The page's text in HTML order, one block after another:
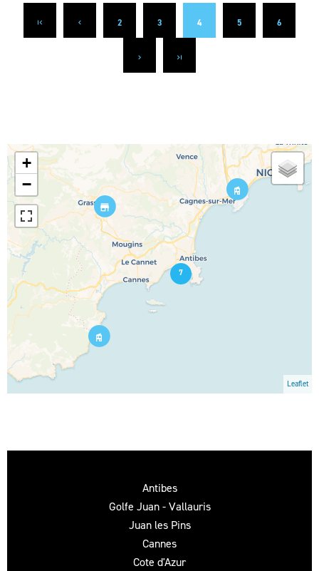
2 3 4 5 6
7
+
−
Leaflet
Antibes
Golfe Juan - Vallauris
Juan les Pins
Cannes
Cote d'Azur